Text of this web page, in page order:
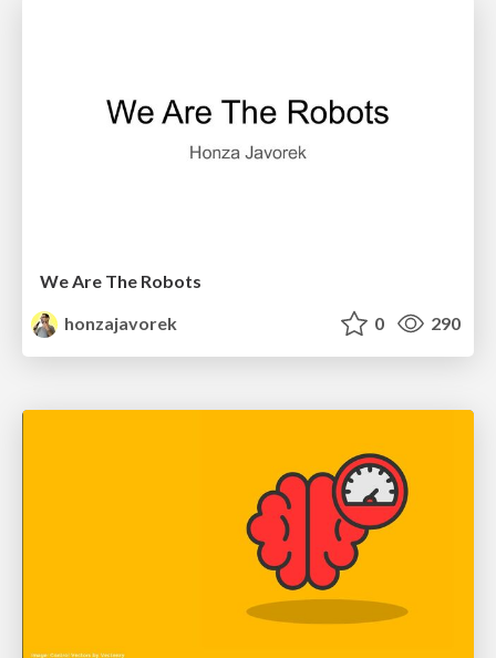
We Are The Robots
honzajavorek
0 290